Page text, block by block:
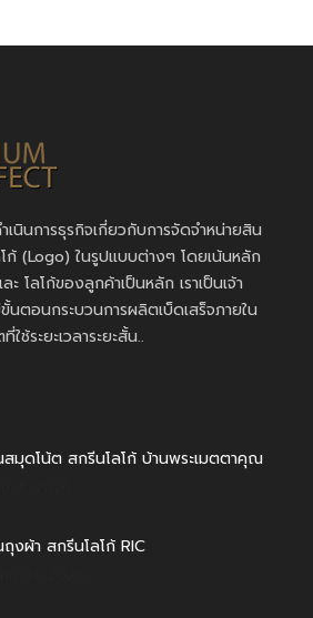
นินการธุรกิจเกี่ยวกับการจัดจำหน่ายสิน
ก้ (Logo) ในรูปแบบต่างๆ โดยเน้นหลัก
ะ โลโก้ของลูกค้าเป็นหลัก เราเป็นเจ้า
นตอนกระบวนการผลิตเบ็ดเสร็จภายใน
ช้ระยะเวลาระยะสั้น..
มุดโน้ต สกรีนโลโก้ บ้านพระเมตตาคุณ
งผ้า สกรีนโลโก้ RIC